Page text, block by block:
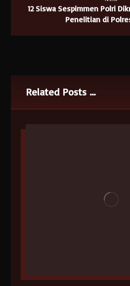
12 Siswa Sespimmen Polri
Penelitian di
Related Posts ...